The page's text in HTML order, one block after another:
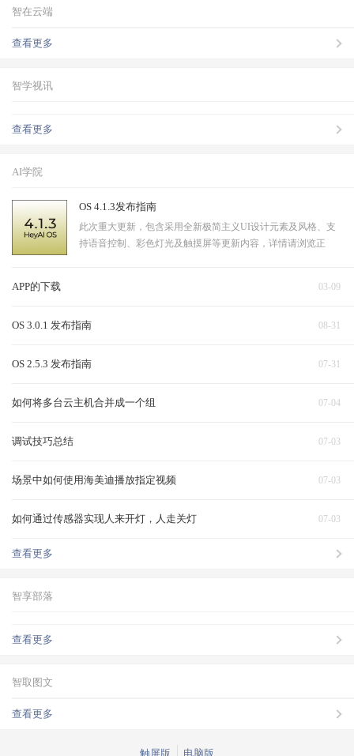
智在云端
查看更多
智学视讯
查看更多
AI学院
OS 4.1.3发布指南
此次重大更新，包含采用全新极简主义UI设计元素及风格、支
持语音控制、彩色灯光及触摸屏等更新内容，详情请浏览正
03-09
APP的下载
08-31
OS 3.0.1 发布指南
07-31
OS 2.5.3 发布指南
07-04
如何将多台云主机合并成一个组
07-03
调试技巧总结
07-03
场景中如何使用海美迪播放指定视频
07-03
如何通过传感器实现人来开灯，人走关灯
查看更多
智享部落
查看更多
智取图文
查看更多
触屏版 电脑版